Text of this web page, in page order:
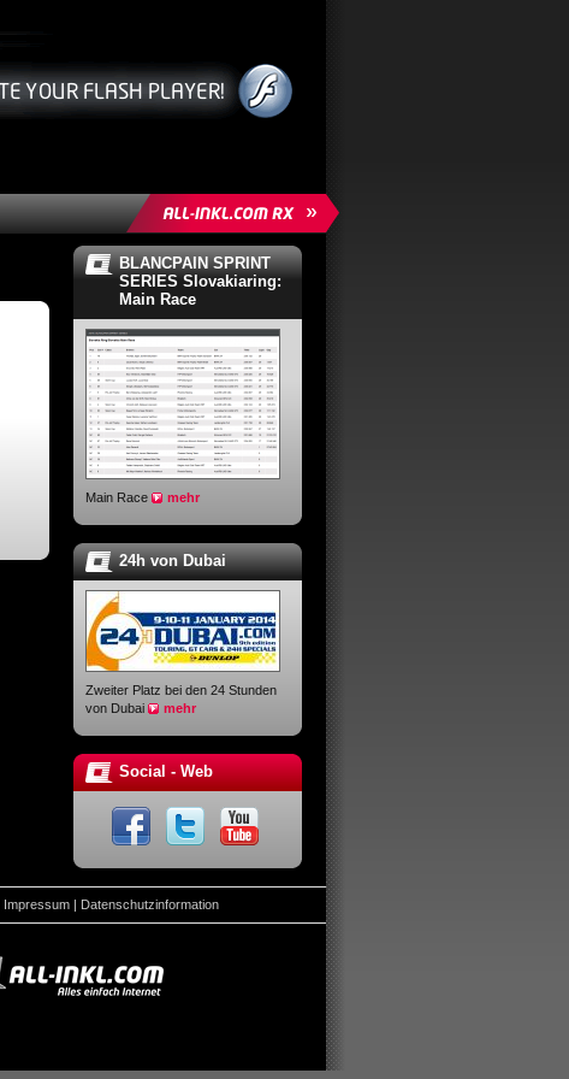
BLANCPAIN SPRINT
SERIES Slovakiaring:
Main Race
Main Race mehr
24h von Dubai
Zweiter Platz bei den 24 Stunden
von Dubai
mehr
Social - Web
Impressum | Datenschutzinformation